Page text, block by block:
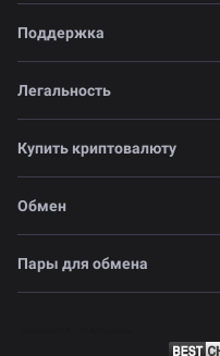
Поддержка
Легальность
Купить криптовалюту
Обмен
Пары для обмена